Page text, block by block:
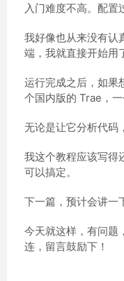
入门难度不高。配置
我好像也从来没有认
端，我就直接开始用
运行完成之后，如果
个国内版的 Trae，一
无论是让它分析代码
我这个教程应该写得
可以搞定。
下一篇，预计会讲一
今天就这样，有问题
连，留言鼓励下！